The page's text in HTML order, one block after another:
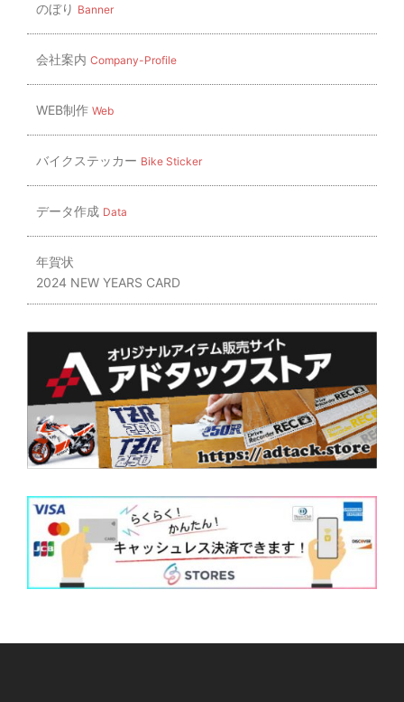
のぼり Banner
会社案内 Company-Profile
WEB制作 Web
バイクステッカー Bike Sticker
データ作成 Data
年賀状
2024 NEW YEARS CARD